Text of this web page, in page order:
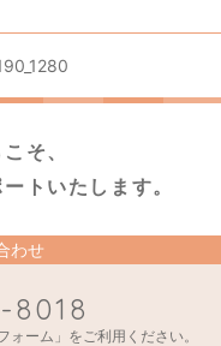
そ、
トいたします。
わせ
8018
ーム」をご利用ください。